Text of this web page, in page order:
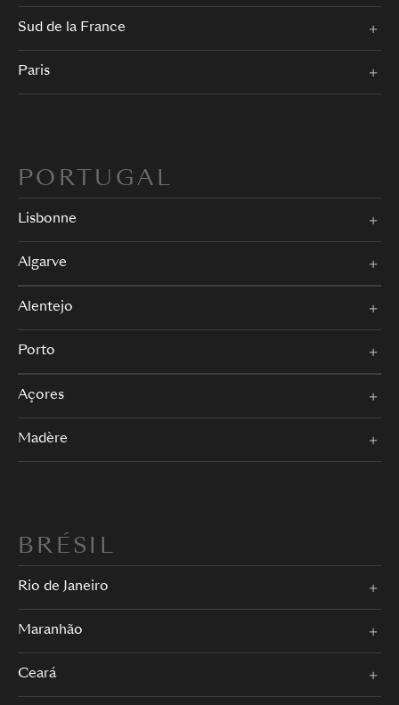
Sud de la France
Paris
PORTUGAL
Lisbonne
Algarve
Alentejo
Porto
Açores
Madère
BRÉSIL
Rio de Janeiro
Maranhão
Ceará